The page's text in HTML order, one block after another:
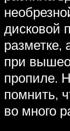
дисковой
разметке,
при
пропиле.
помнить,
во много